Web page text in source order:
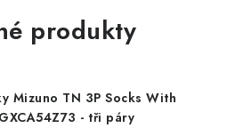
produkty
Mizuno TN 3P Socks With
- tři páry